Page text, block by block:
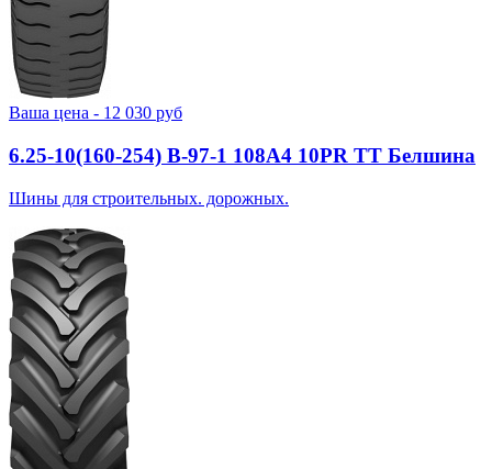
Ваша цена - 12 030 руб
6.25-10(160-254) В-97-1 108A4 10PR TT Белшина
Шины для строительных. дорожных.